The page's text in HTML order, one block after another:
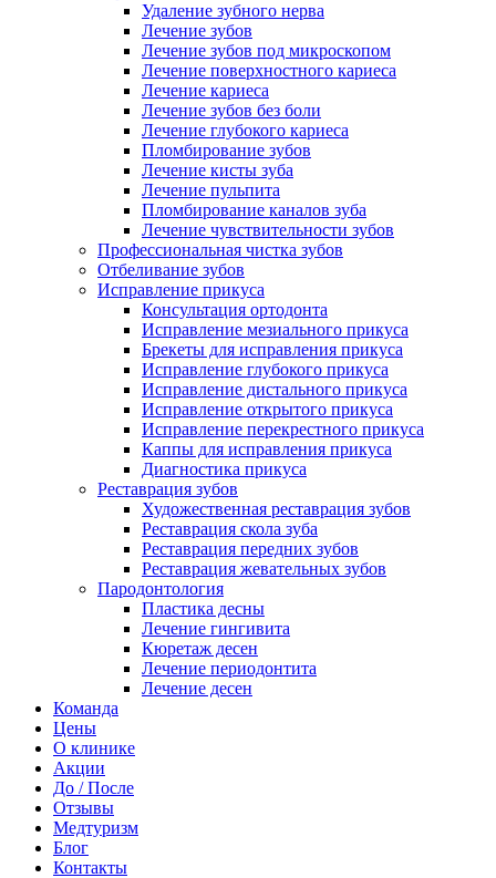
Удаление зубного нерва
Лечение зубов
Лечение зубов под микроскопом
Лечение поверхностного кариеса
Лечение кариеса
Лечение зубов без боли
Лечение глубокого кариеса
Пломбирование зубов
Лечение кисты зуба
Лечение пульпита
Пломбирование каналов зуба
Лечение чувствительности зубов
Профессиональная чистка зубов
Отбеливание зубов
Исправление прикуса
Консультация ортодонта
Исправление мезиального прикуса
Брекеты для исправления прикуса
Исправление глубокого прикуса
Исправление дистального прикуса
Исправление открытого прикуса
Исправление перекрестного прикуса
Каппы для исправления прикуса
Диагностика прикуса
Реставрация зубов
Художественная реставрация зубов
Реставрация скола зуба
Реставрация передних зубов
Реставрация жевательных зубов
Пародонтология
Пластика десны
Лечение гингивита
Кюретаж десен
Лечение периодонтита
Лечение десен
Команда
Цены
О клинике
Акции
До / После
Отзывы
Медтуризм
Блог
Контакты